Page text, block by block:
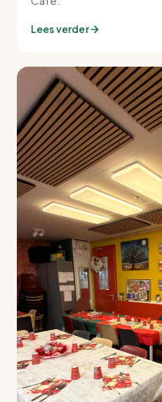
Lees verder